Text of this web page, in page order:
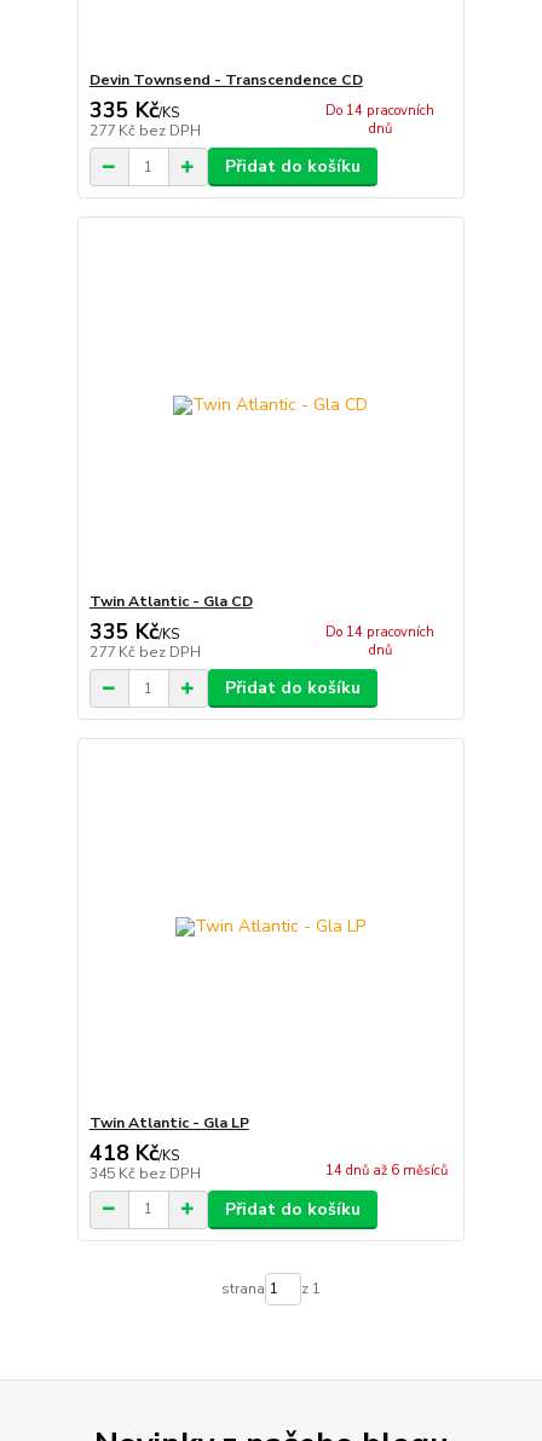
Devin Townsend - Transcendence CD
335 Kč/KS
277 Kč bez DPH
Do 14 pracovních
dnů
Přidat do košíku
Twin Atlantic - Gla CD
335 Kč/KS
277 Kč bez DPH
Do 14 pracovních
dnů
Přidat do košíku
Twin Atlantic - Gla LP
418 Kč/KS
345 Kč bez DPH 14 dnů až 6 měsíců
Přidat do košíku
strana z 1